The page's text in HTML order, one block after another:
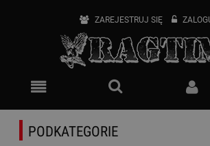
ZAREJESTRUJ SIĘ
PODKATEGORIE